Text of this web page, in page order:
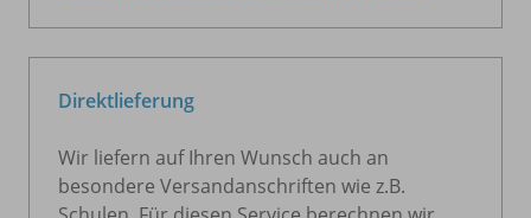
Direktlieferung
Wir liefern auf Ihren Wunsch auch an
besondere Versandanschriften wie z.B.